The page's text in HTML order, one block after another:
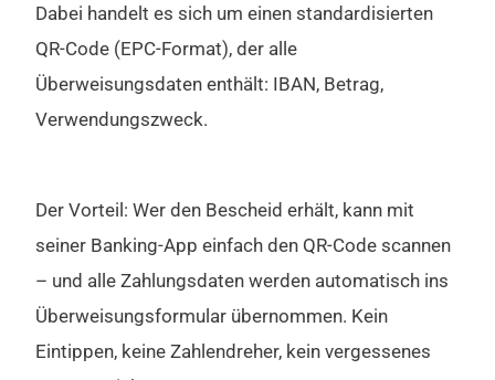
Dabei handelt es sich um einen standardisierten
QR-Code (EPC-Format), der alle
Überweisungsdaten enthält: IBAN, Betrag,
Verwendungszweck.
Der Vorteil: Wer den Bescheid erhält, kann mit
seiner Banking-App einfach den QR-Code scannen
– und alle Zahlungsdaten werden automatisch ins
Überweisungsformular übernommen. Kein
Eintippen, keine Zahlendreher, kein vergessenes